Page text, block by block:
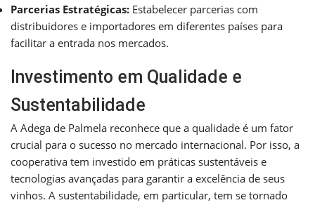
Parcerias Estratégicas: Estabelecer parcerias com
distribuidores e importadores em diferentes países para
facilitar a entrada nos mercados.
Investimento em Qualidade e
Sustentabilidade
A Adega de Palmela reconhece que a qualidade é um fator
crucial para o sucesso no mercado internacional. Por isso, a
cooperativa tem investido em práticas sustentáveis e
tecnologias avançadas para garantir a excelência de seus
vinhos. A sustentabilidade, em particular, tem se tornado